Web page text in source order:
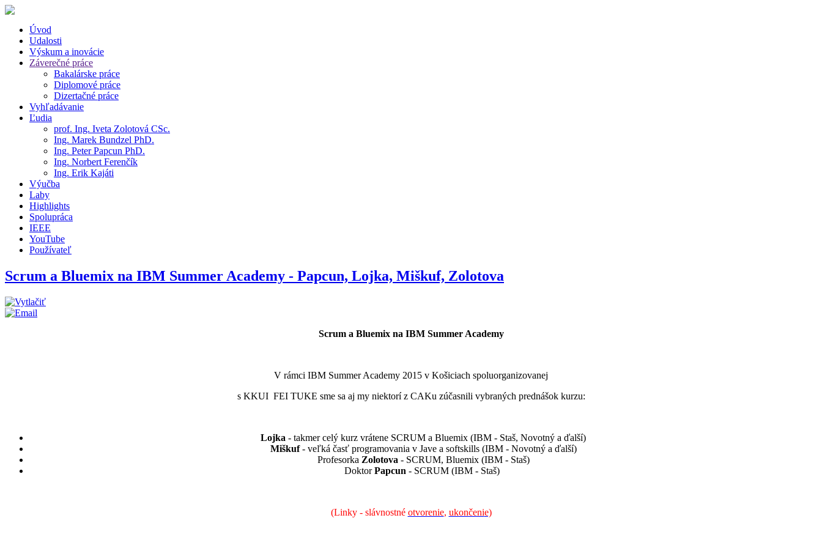
Úvod
Udalosti
Výskum a inovácie
Záverečné práce
Bakalárske práce
Diplomové práce
Dizertačné práce
Vyhľadávanie
Ľudia
prof. Ing. Iveta Zolotová CSc.
Ing. Marek Bundzel PhD.
Ing. Peter Papcun PhD.
Ing. Norbert Ferenčík
Ing. Erik Kajáti
Výučba
Laby
Highlights
Spolupráca
IEEE
YouTube
Používateľ
Scrum a Bluemix na IBM Summer Academy - Papcun, Lojka, Miškuf, Zolotova
Scrum a Bluemix na IBM Summer Academy
V rámci IBM Summer Academy 2015 v Košiciach spoluorganizovanej
s KKUI FEI TUKE sme sa aj my niektorí z CAKu zúčasnili vybraných prednášok kurzu:
Lojka - takmer celý kurz vrátene SCRUM a Bluemix (IBM - Staš, Novotný a ďalší)
Miškuf- veľká časť programovania v Jave a softskills (IBM - Novotný a ďalší)
Profesorka Zolotova - SCRUM, Bluemix (IBM - Staš)
DoktorPapcun - SCRUM (IBM - Staš)
(Linky - slávnostné otvorenie, ukončenie)